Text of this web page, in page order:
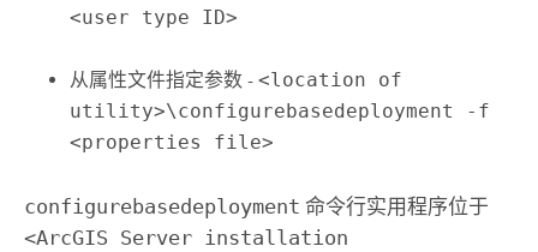
<user type ID>
从属性文件指定参数 -<location of
utility>\configurebasedeployment -f
<properties file>
configurebasedeployment 命令行实用程序位于
<ArcGIS Server installation